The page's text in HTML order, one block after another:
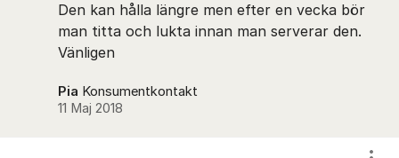
Den kan hålla längre men efter en vecka bör
man titta och lukta innan man serverar den.
Vänligen
Pia Konsumentkontakt
11 Maj 2018